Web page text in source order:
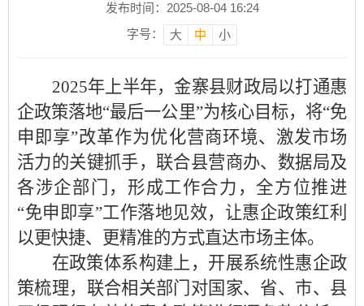
发布时间：2025-08-04 16:24
字号：
大 中 小
2025年上半年，金寨县财政局以打通惠
企政策落地“最后一公里”为核心目标，将“免
申即享”改革作为优化营商环境、激发市场
活力的关键抓手，联合县营商办、数据局及
各涉企部门，形成工作合力，全方位推进
“免申即享”工作落地见效，让惠企政策红利
以更快捷、更精准的方式直达市场主体。​
在政策体系构建上，开展系统性惠企政
策梳理，联合相关部门对国家、省、市、县